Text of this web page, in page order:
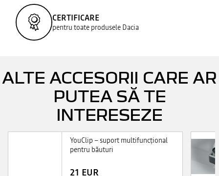
CERTIFICARE
pentru toate produsele Dacia
ALTE ACCESORII CARE AR
PUTEA SĂ TE
INTERESEZE
YouClip – suport multifuncţional
pentru băuturi
21 EUR